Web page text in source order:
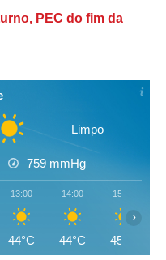
PEC do fim da
Limpo
759 mmHg
13:00
44°C
14:00
44°C
15:00
45°C
›